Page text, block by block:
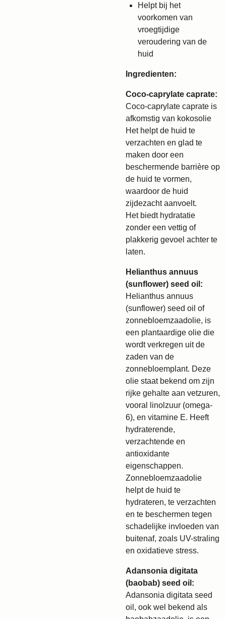
Helpt bij het
voorkomen van
vroegtijdige
veroudering van de
huid
Ingredienten:
Coco-caprylate caprate:
Coco-caprylate caprate is
afkomstig van kokosolie
Het helpt de huid te
verzachten en glad te
maken door een
beschermende barrière op
de huid te vormen,
waardoor de huid
zijdezacht aanvoelt.
Het biedt hydratatie
zonder een vettig of
plakkerig gevoel achter te
laten.
Helianthus annuus
(sunflower) seed oil:
Helianthus annuus
(sunflower) seed oil of
zonnebloemzaadolie, is
een plantaardige olie die
wordt verkregen uit de
zaden van de
zonnebloemplant. Deze
olie staat bekend om zijn
rijke gehalte aan vetzuren,
vooral linolzuur (omega-
6), en vitamine E. Heeft
hydraterende,
verzachtende en
antioxidante
eigenschappen.
Zonnebloemzaadolie
helpt de huid te
hydrateren, te verzachten
en te beschermen tegen
schadelijke invloeden van
buitenaf, zoals UV-straling
en oxidatieve stress.
Adansonia digitata
(baobab) seed oil:
Adansonia digitata seed
oil, ook wel bekend als